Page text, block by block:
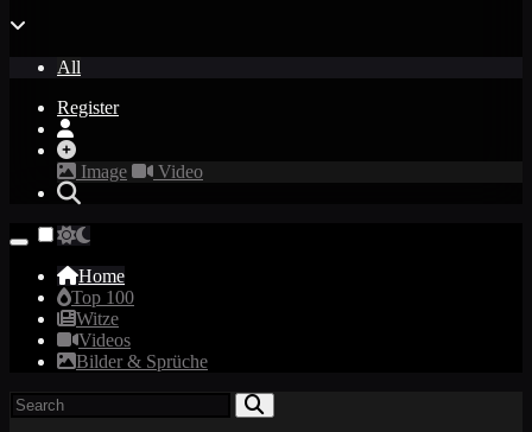
All
Register
Image Video
Home
Top 100
Witze
Videos
Bilder & Sprüche